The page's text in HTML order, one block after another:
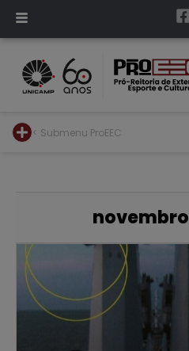
< Submenu ProEEC